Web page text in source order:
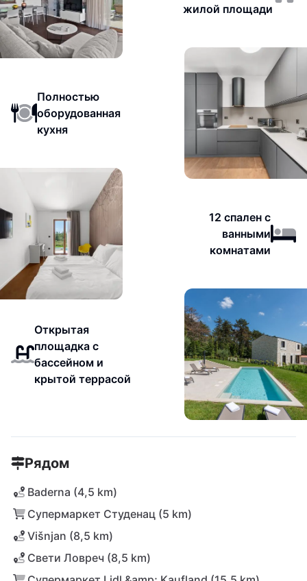
жилой площади
Полностью
оборудованная
кухня
12 спален с
ванными
комнатами
Открытая
площадка с
бассейном и
крытой террасой
Рядом
Baderna (4,5 km)
Супермаркет Студенац (5 km)
Višnjan (8,5 km)
Свети Ловреч (8,5 km)